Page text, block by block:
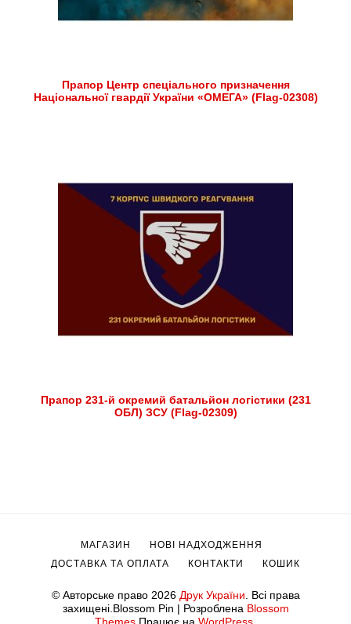
Прапор Центр спеціального призначення
Національної гвардії України «ОМЕГА» (Flag-02308)
Прапор 231-й окремий батальйон логістики (231
ОБЛ) ЗСУ (Flag-02309)
© Авторське право 2026 Друк України . Всі права
захищені. Blossom Pin | Розроблена Blossom
МАГАЗИН
НОВІ НАДХОДЖЕННЯ
ДОСТАВКА ТА ОПЛАТА
КОНТАКТИ КОШИК